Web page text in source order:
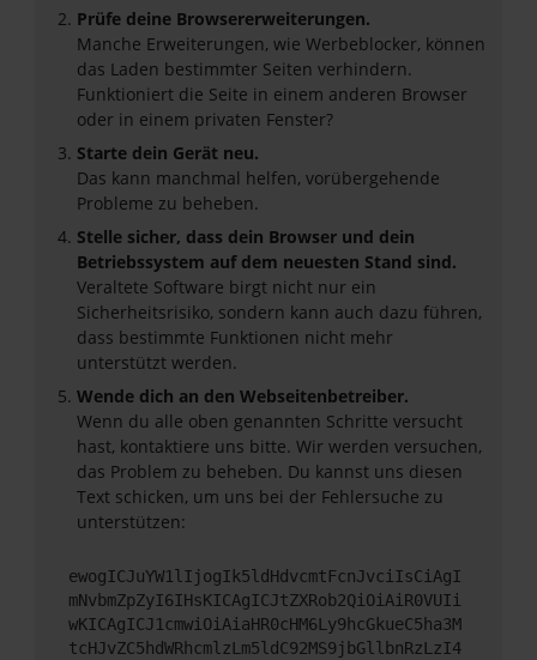
Prüfe deine Browsererweiterungen.
Manche Erweiterungen, wie Werbeblocker, können
das Laden bestimmter Seiten verhindern.
Funktioniert die Seite in einem anderen Browser
oder in einem privaten Fenster?
Starte dein Gerät neu.
Das kann manchmal helfen, vorübergehende
Probleme zu beheben.
Stelle sicher, dass dein Browser und dein
Betriebssystem auf dem neuesten Stand sind.
Veraltete Software birgt nicht nur ein
Sicherheitsrisiko, sondern kann auch dazu führen,
dass bestimmte Funktionen nicht mehr
unterstützt werden.
Wende dich an den Webseitenbetreiber.
Wenn du alle oben genannten Schritte versucht
hast, kontaktiere uns bitte. Wir werden versuchen,
das Problem zu beheben. Du kannst uns diesen
Text schicken, um uns bei der Fehlersuche zu
unterstützen:
ewogICJuYW1lIjogIk5ldHdvcmtFcnJvciIsCiAgI
mNvbmZpZyI6IHsKICAgICJtZXRob2QiOiAiR0VUIi
wKICAgICJ1cmwiOiAiaHR0cHM6Ly9hcGkueC5ha3M
tcHJvZC5hdWRhcmlzLm5ldC92MS9jbGllbnRzLzI4